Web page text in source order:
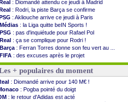
: Diomandé attendu ce jeudi à Madrid
: Rodri, la piste Barça se confirme
: Akliouche arrive ce jeudi à Paris
Médias : la Liga quitte beIN Sports !
PSG : pas d'inquiétude pour Rafael Pol
Real : ça se complique pour Rodri !
Barça : Ferran Torres donne son feu vert au ...
FIFA : des excuses après le projet
: c'est fait pour Fekir (officiel)
Real : réponse imminente de Vinicius
Arsenal: Nørgaard transféré à Everton (off.)
Al-Ahli: Deschamps a discuté !
PSG: Luis Enrique satisfait malgré tout
+ populaires du moment
: Diomandé arrive pour 140 M€ !
: Pogba pointé du doigt
: le retour d'Adidas est acté